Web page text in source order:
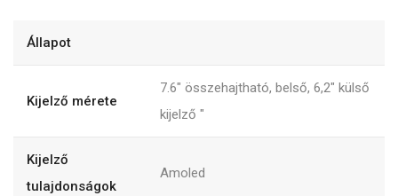
Állapot
Kijelző mérete
7.6" összehajtható, belső, 6,2" külső
kijelző "
Kijelző
tulajdonságok
Amoled